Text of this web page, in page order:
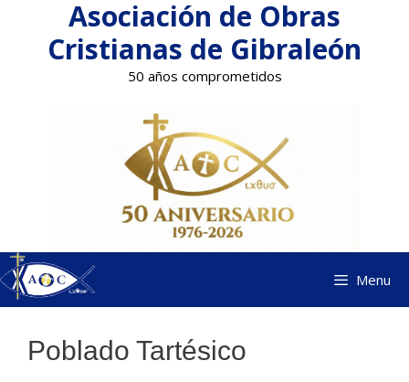
contenido
Asociación de Obras
Cristianas de Gibraleón
50 años comprometidos
Menu
Poblado Tartésico